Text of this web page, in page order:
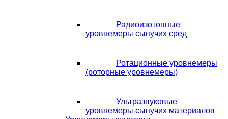
Радиоизотопные
уровнемеры сыпучих сред
Ротационные уровнемеры
(роторные уровнемеры)
Ультразвуковые
уровнемеры сыпучих материалов